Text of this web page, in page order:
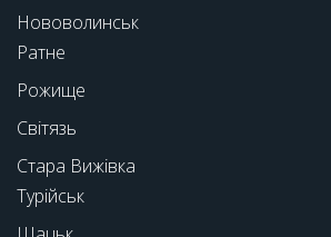
Нововолинськ
Ратне
Рожище
Світязь
Стара Вижівка
Турійськ